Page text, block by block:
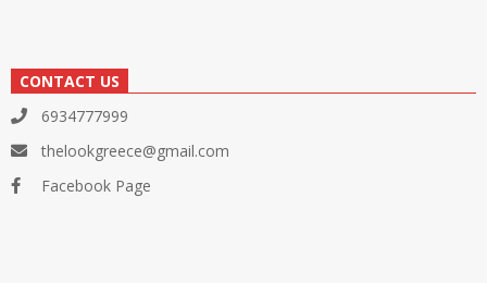
CONTACT US
6934777999
thelookgreece@gmail.com
Facebook Page